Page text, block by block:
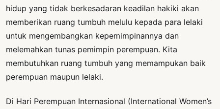
hidup yang tidak berkesadaran keadilan hakiki akan
memberikan ruang tumbuh melulu kepada para lelaki
untuk mengembangkan kepemimpinannya dan
melemahkan tunas pemimpin perempuan. Kita
membutuhkan ruang tumbuh yang memampukan baik
perempuan maupun lelaki.
Di Hari Perempuan Internasional (International Women’s